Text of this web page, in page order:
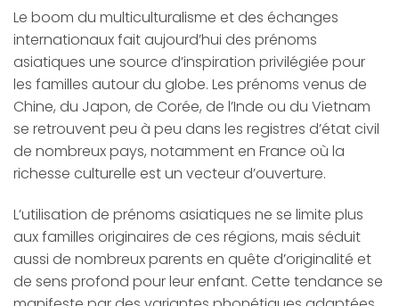
Le boom du multiculturalisme et des échanges
internationaux fait aujourd’hui des prénoms
asiatiques une source d’inspiration privilégiée pour
les familles autour du globe. Les prénoms venus de
Chine, du Japon, de Corée, de l’Inde ou du Vietnam
se retrouvent peu à peu dans les registres d’état civil
de nombreux pays, notamment en France où la
richesse culturelle est un vecteur d’ouverture.
L’utilisation de prénoms asiatiques ne se limite plus
aux familles originaires de ces régions, mais séduit
aussi de nombreux parents en quête d’originalité et
de sens profond pour leur enfant. Cette tendance se